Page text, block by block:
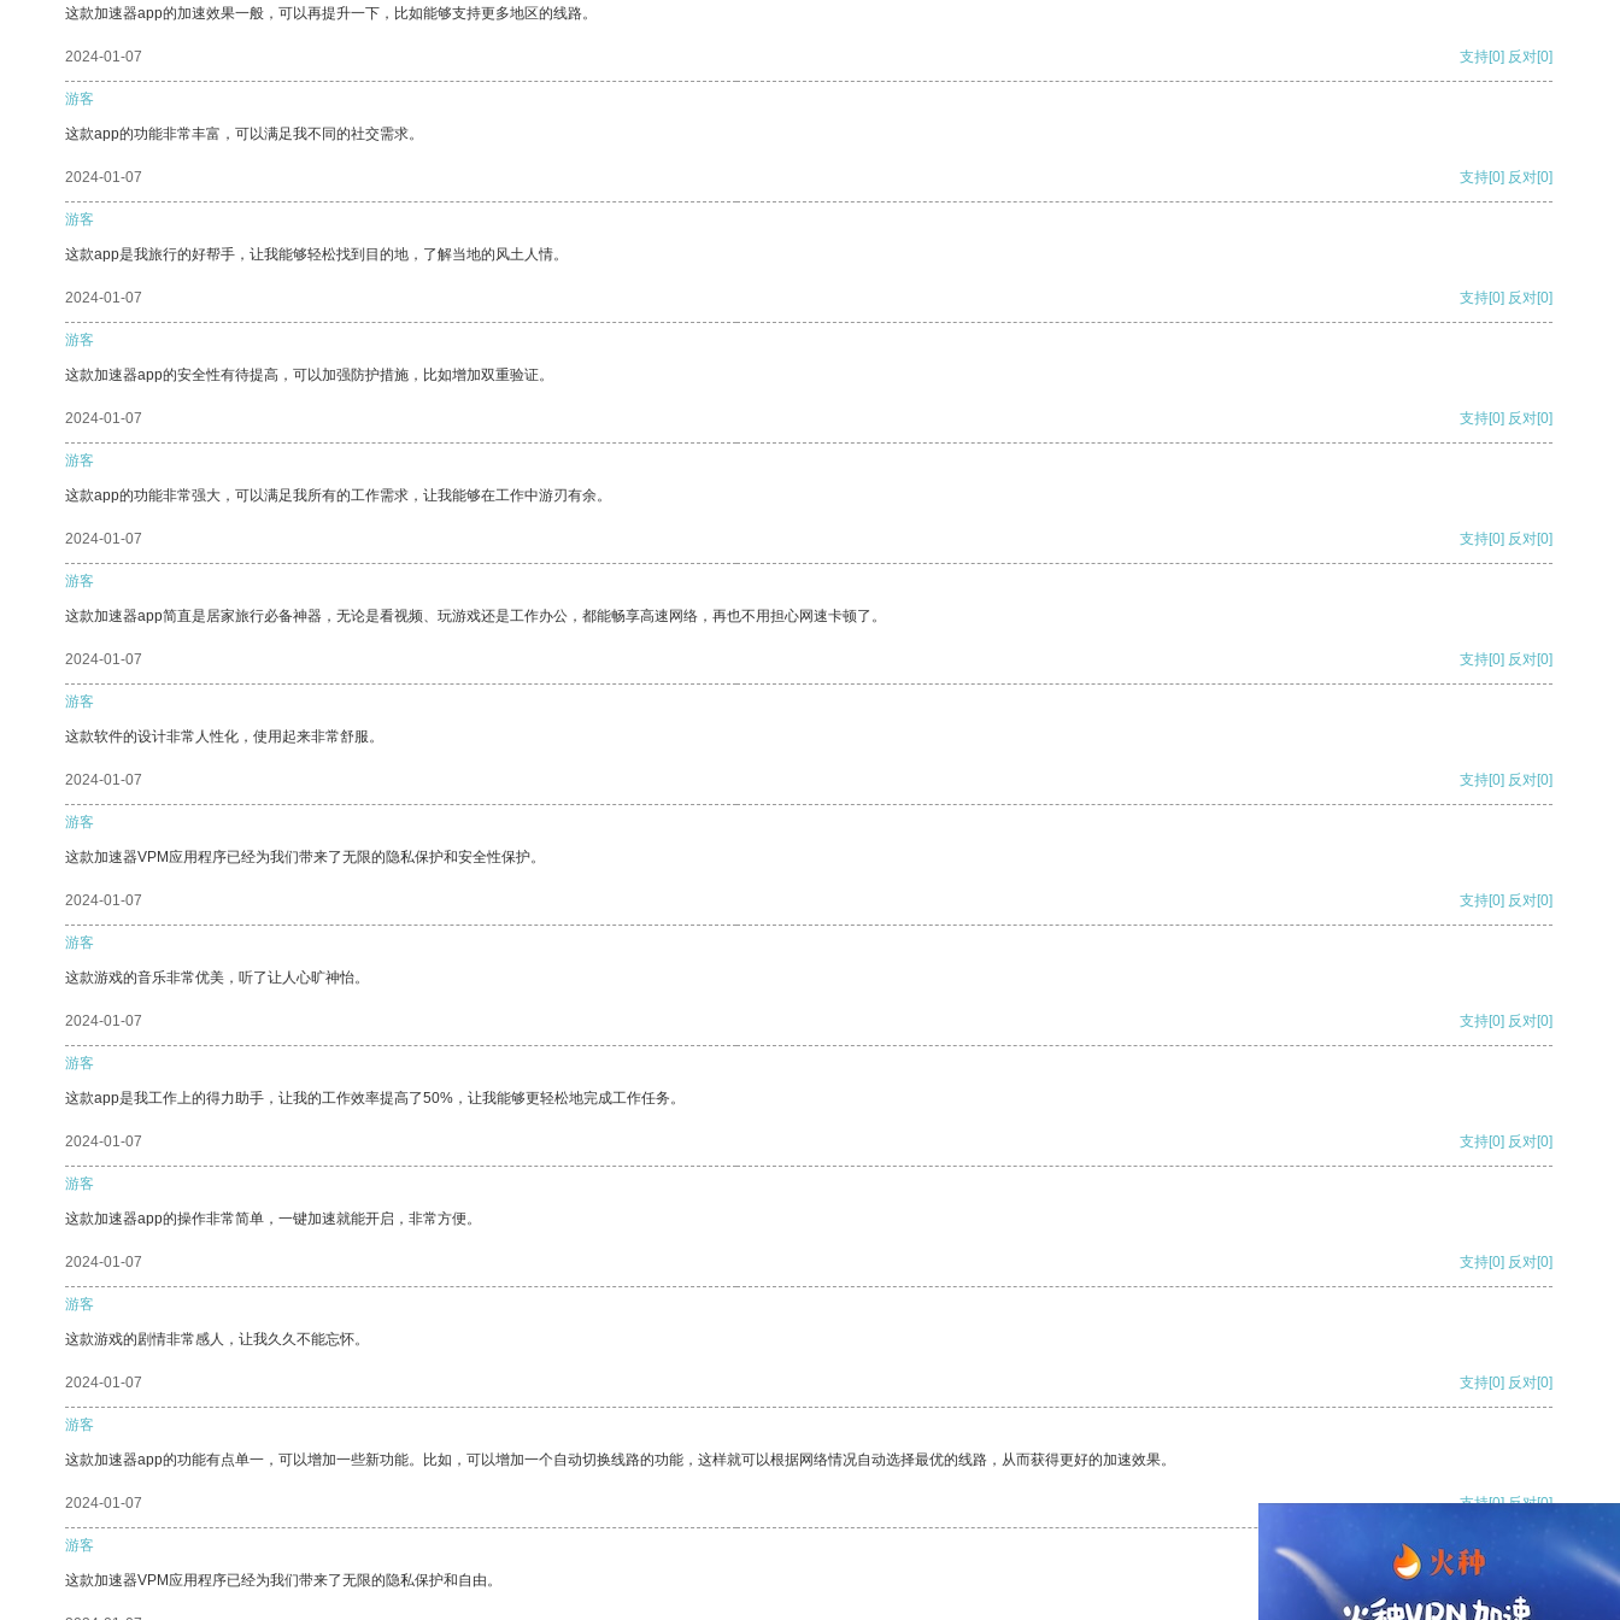
这款加速器app的加速效果一般，可以再提升一下，比如能够支持更多地区的线路。
2024-01-07 支持[0] 反对[0]
游客
这款app的功能非常丰富，可以满足我不同的社交需求。
2024-01-07 支持[0] 反对[0]
游客
这款app是我旅行的好帮手，让我能够轻松找到目的地，了解当地的风土人情。
2024-01-07 支持[0] 反对[0]
游客
这款加速器app的安全性有待提高，可以加强防护措施，比如增加双重验证。
2024-01-07 支持[0] 反对[0]
游客
这款app的功能非常强大，可以满足我所有的工作需求，让我能够在工作中游刃有余。
2024-01-07 支持[0] 反对[0]
游客
这款加速器app简直是居家旅行必备神器，无论是看视频、玩游戏还是工作办公，都能畅享高速网络，再也不用担心网速卡顿了。
2024-01-07 支持[0] 反对[0]
游客
这款软件的设计非常人性化，使用起来非常舒服。
2024-01-07 支持[0] 反对[0]
游客
这款加速器VPM应用程序已经为我们带来了无限的隐私保护和安全性保护。
2024-01-07 支持[0] 反对[0]
游客
这款游戏的音乐非常优美，听了让人心旷神怡。
2024-01-07 支持[0] 反对[0]
游客
这款app是我工作上的得力助手，让我的工作效率提高了50%，让我能够更轻松地完成工作任务。
2024-01-07 支持[0] 反对[0]
游客
这款加速器app的操作非常简单，一键加速就能开启，非常方便。
2024-01-07 支持[0] 反对[0]
游客
这款游戏的剧情非常感人，让我久久不能忘怀。
2024-01-07 支持[0] 反对[0]
游客
这款加速器app的功能有点单一，可以增加一些新功能。比如，可以增加一个自动切换线路的功能，这样就可以根据网络情况自动选择最优的线路，从而获得更好的加速效果。
2024-01-07 支持[0] 反对[0]
游客
这款加速器VPM应用程序已经为我们带来了无限的隐私保护和自由。